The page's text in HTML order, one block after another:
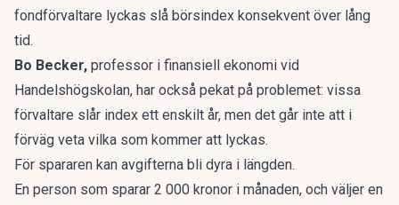
fondförvaltare lyckas slå börsindex konsekvent över lång
tid.
Bo Becker, professor i finansiell ekonomi vid
Handelshögskolan, har också pekat på problemet: vissa
förvaltare slår index ett enskilt år, men det går inte att i
förväg veta vilka som kommer att lyckas.
För spararen kan avgifterna bli dyra i längden.
En person som sparar 2 000 kronor i månaden, och väljer en